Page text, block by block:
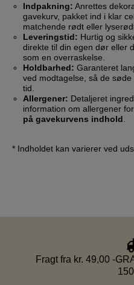
Indpakning: Anrettes
gavekurv, pakket ind i klar
matchende rødt eller
Leveringstid: Hurtig og
direkte til din egen dør eller
som en overraskelse.
Holdbarhed: Garanteret
ved modtagelse, så de
tid.
Allergener: Detaljeret
information om allergener
på gavekurvens indhold
* Indholdet kan varierer ved
Fragt fra kr. 49,00 -